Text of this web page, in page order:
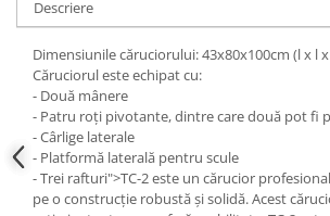
Scule fixare distributie
Alfa romeo
Audi
Bmw
Chevrolet
Chrysler
Citroen
Descriere
Dimensiunile căruciorului: 43x80x100cm (l x l
Căruciorul este echipat cu:
- Două mânere
- Patru roți pivotante, dintre care două pot fi
- Cârlige laterale
- Platformă laterală pentru scule
- Trei rafturi">TC-2 este un cărucior
pe o construcție robustă și solidă. Acest